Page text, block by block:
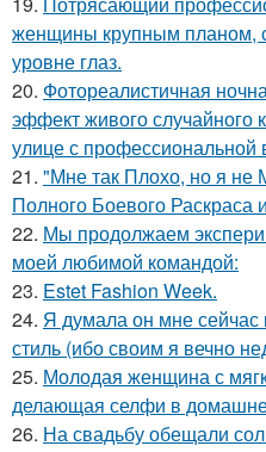
женщины крупным планом,
уровне глаз.
20. Фотореалистичная
эффект живого случайного
улице с профессиональной
21. "Мне так Плохо, но я не
Полного Боевого Раскраса
22. Мы продолжаем
моей любимой командой:
23. Estet Fashion Week.
24. Я думала он мне сейчас
стиль (ибо своим я вечно
25. Молодая женщина с
делающая селфи в
26. На свадьбу обещали